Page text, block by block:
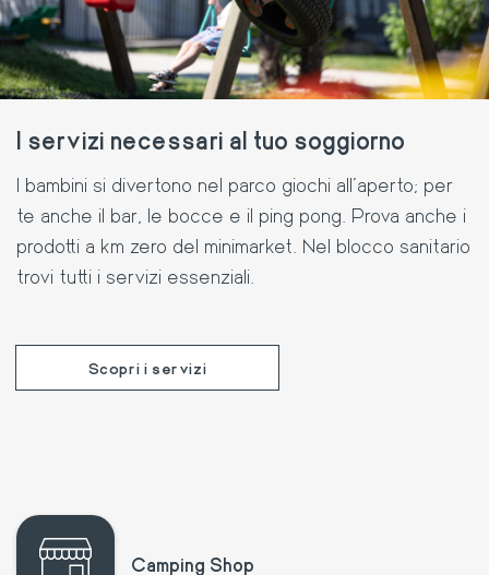
I servizi necessari al tuo soggiorno
I bambini si divertono nel parco giochi all’aperto; per
te anche il bar, le bocce e il ping pong. Prova anche i
prodotti a km zero del minimarket. Nel blocco sanitario
trovi tutti i servizi essenziali.
Scopri i servizi
Camping Shop